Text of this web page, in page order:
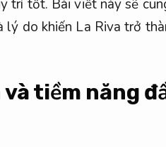
trì tốt. Bài viết này sẽ
lý do khiến La Riva trở
và tiềm năng